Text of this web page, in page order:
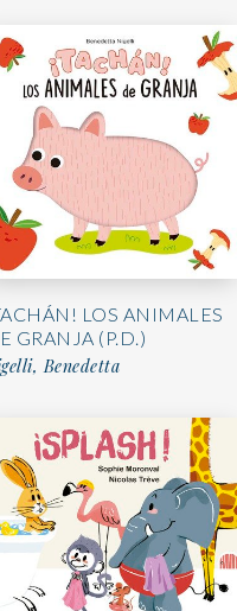
LOS ANIMALES
GRANJA (P.D.)
Benedetta